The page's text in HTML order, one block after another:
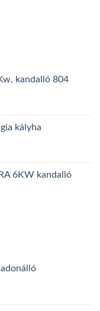
kandalló 804
kályha
6KW kandalló